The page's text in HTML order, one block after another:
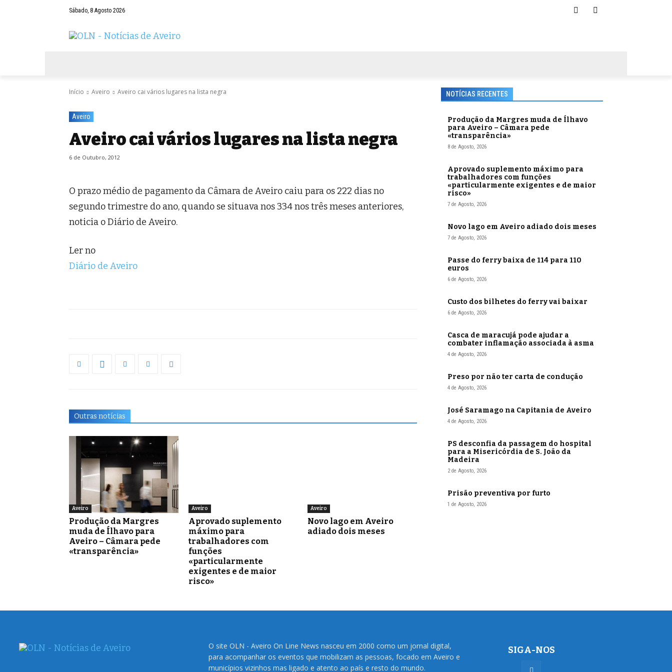
Sábado, 8 Agosto 2026
Início Aveiro Aveiro cai vários lugares na lista negra
Aveiro
Aveiro cai vários lugares na lista negra
6 de Outubro, 2012
O prazo médio de pagamento da Câmara de Aveiro caiu para os 222 dias no
segundo trimestre do ano, quando se situava nos 334 nos três meses anteriores,
noticia o Diário de Aveiro.
Ler no
Diário de Aveiro
Outras notícias
Aveiro
Produção da Margres
muda de Ílhavo para
Aveiro – Câmara pede
«transparência»
Aveiro
Aprovado suplemento
máximo para
trabalhadores com
funções
«particularmente
exigentes e de maior
risco»
Aveiro
Novo lago em Aveiro
adiado dois meses
NOTÍCIAS RECENTES
Produção da Margres muda de Ílhavo
para Aveiro – Câmara pede
«transparência»
8 de Agosto, 2026
Aprovado suplemento máximo para
trabalhadores com funções
«particularmente exigentes e de maior
risco»
7 de Agosto, 2026
Novo lago em Aveiro adiado dois meses
7 de Agosto, 2026
Passe do ferry baixa de 114 para 110
euros
6 de Agosto, 2026
Custo dos bilhetes do ferry vai baixar
6 de Agosto, 2026
Casca de maracujá pode ajudar a
combater inflamação associada à asma
4 de Agosto, 2026
Preso por não ter carta de condução
4 de Agosto, 2026
José Saramago na Capitania de Aveiro
4 de Agosto, 2026
PS desconfia da passagem do hospital
para a Misericórdia de S. João da
Madeira
2 de Agosto, 2026
Prisão preventiva por furto
1 de Agosto, 2026
O site OLN - Aveiro On Line News nasceu em 2000 como um jornal digital,
para acompanhar os eventos que mobilizam as pessoas, focado em Aveiro e
municípios vizinhos mas ligado e atento ao país e resto do mundo.
SIGA-NOS